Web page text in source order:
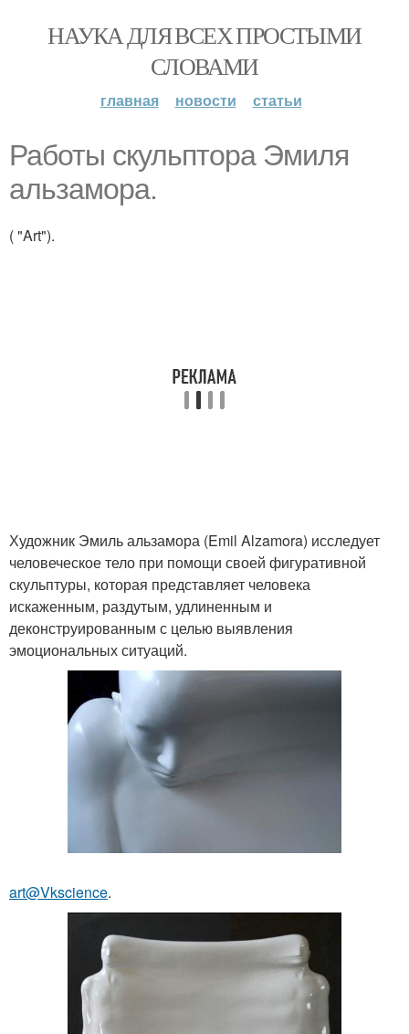
НАУКА ДЛЯ ВСЕХ ПРОСТЫМИ
СЛОВАМИ
главная новости статьи
Работы скульптора Эмиля
альзамора.
( "Art").
Художник Эмиль альзамора (Emil Alzamora) исследует
человеческое тело при помощи своей фигуративной
скульптуры, которая представляет человека
искаженным, раздутым, удлиненным и
деконструированным с целью выявления
эмоциональных ситуаций.
art@Vkscience.